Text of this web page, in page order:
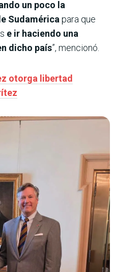
un poco la
Sudamérica para que
e ir haciendo una
dicho país”, mencionó.
otorga libertad